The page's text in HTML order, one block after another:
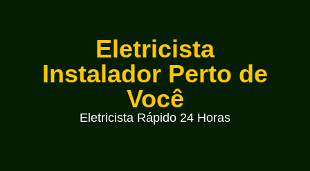
Eletricista
Instalador Perto de
Você
Eletricista Rápido 24 Horas